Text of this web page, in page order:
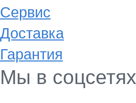
Сервис
Доставка
Гарантия
Мы в соцсетях